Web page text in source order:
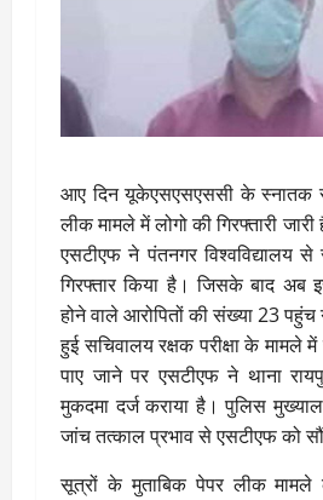
आए दिन यूकेएसएसएससी के स्नातक
लीक मामले में लोगो की गिरफ्तारी
एसटीएफ ने पंतनगर विश्वविद्यालय से
गिरफ्तार किया है। जिसके बाद अब
होने वाले आरोपितों की संख्या 23
हुई सचिवालय रक्षक परीक्षा के मामले
पाए जाने पर एसटीएफ ने थाना
मुकदमा दर्ज कराया है। पुलिस
जांच तत्काल प्रभाव से एसटीएफ को
सूत्रों के मुताबिक पेपर लीक